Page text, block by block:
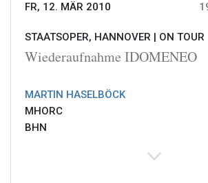
FR, 12. MÄR 2010
STAATSOPER, HANNOVER | ON TOUR
Wiederaufnahme IDOMENEO
MARTIN HASELBÖCK
MHORC
BHN